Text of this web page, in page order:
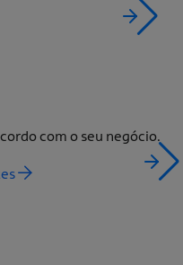
com o seu negócio.